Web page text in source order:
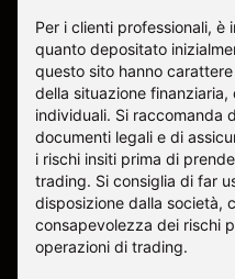
Per i clienti professionali, è
quanto depositato
questo sito hanno
della situazione
individuali. Si raccomanda
documenti legali e di
i rischi insiti prima di
trading. Si consiglia di far
disposizione dalla società,
consapevolezza dei rischi
operazioni di trading.